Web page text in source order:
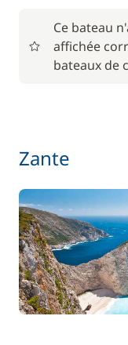
Serviettes
Ce bateau
affichée
bateaux de
Zante